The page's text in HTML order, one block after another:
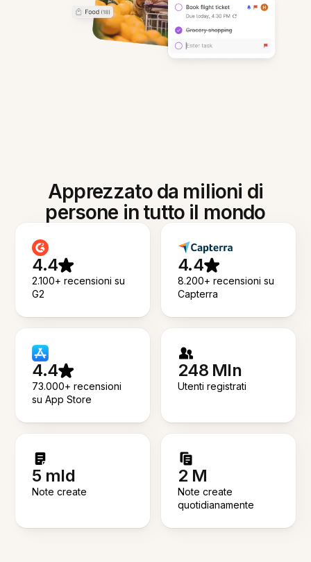
Apprezzato da milioni di
persone in tutto il mondo
4.4
2.100+ recensioni su
G2
4.4
8.200+ recensioni su
Capterra
4.4
73.000+ recensioni
su App Store
248 Mln
Utenti registrati
5 mld
Note create
2 M
Note create
quotidianamente